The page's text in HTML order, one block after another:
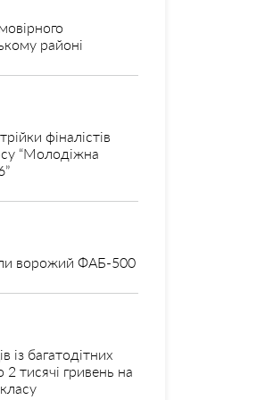
районі
фіналістів
“Молодіжна
ворожий ФАБ-500
із багатодітних
тисячі гривень на